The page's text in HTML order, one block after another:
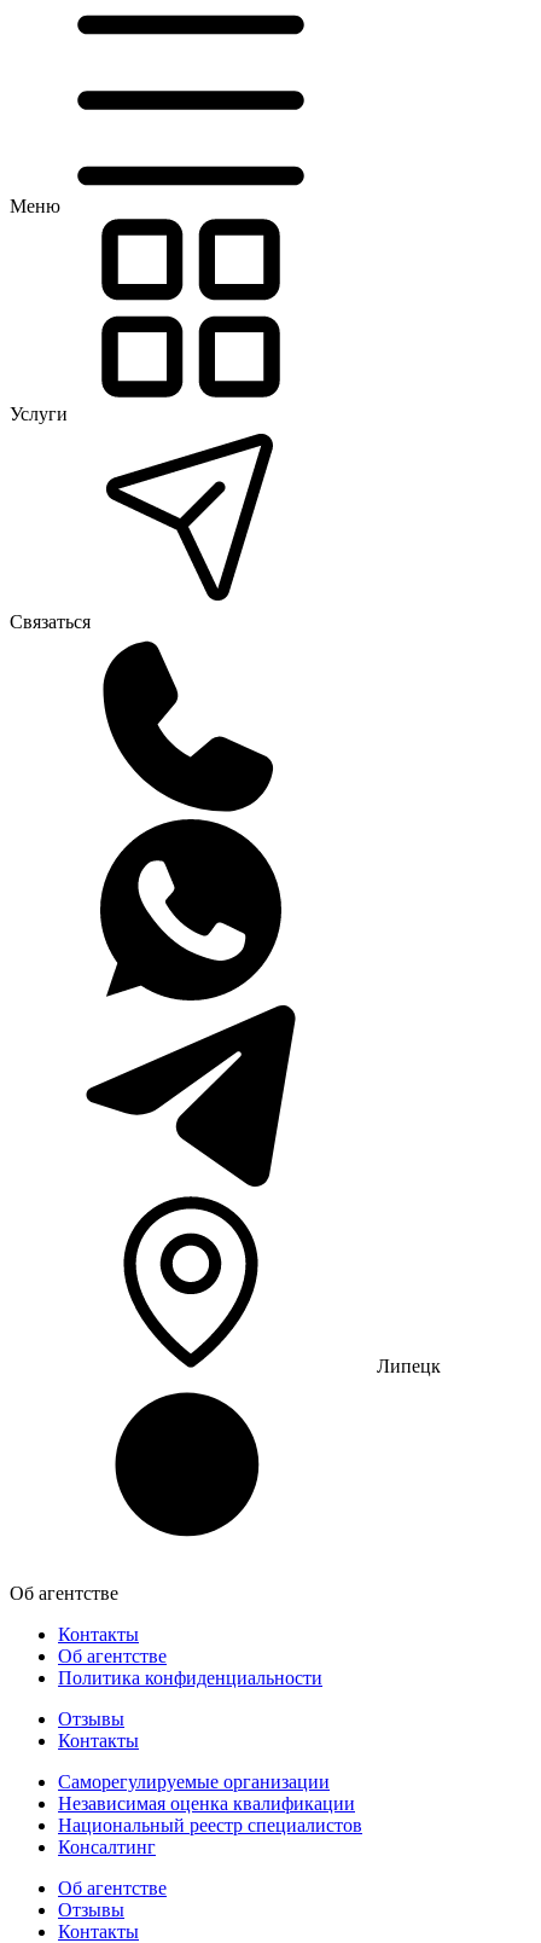
Меню
Услуги
Связаться
Липецк
Об агентстве
Контакты
Об агентстве
Политика конфиденциальности
Отзывы
Контакты
Саморегулируемые организации
Независимая оценка квалификации
Национальный реестр специалистов
Консалтинг
Об агентстве
Отзывы
Контакты